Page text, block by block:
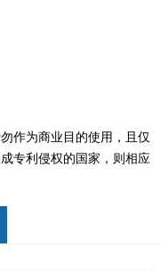
作为商业目的使用，且仅
专利侵权的国家，则相应